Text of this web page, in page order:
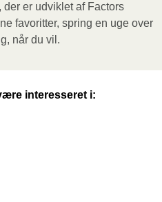
og prik et par
du fjerner folien. Vær
er udviklet af Factors
favoritter, spring en uge over
når du vil.
interesseret i: